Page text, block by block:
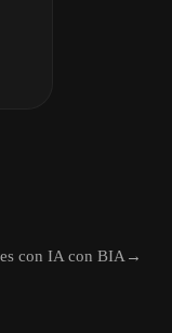
con IA con BIA →